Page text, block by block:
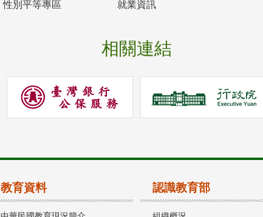
性別平等專區 就業資訊
相關連結
教育資料 認識教育部